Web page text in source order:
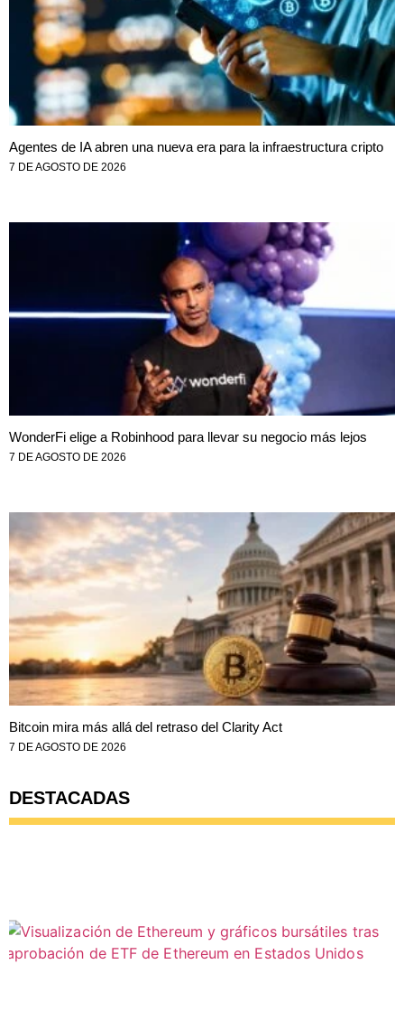
Agentes de IA abren una nueva era para la infraestructura cripto
7 DE AGOSTO DE 2026
WonderFi elige a Robinhood para llevar su negocio más lejos
7 DE AGOSTO DE 2026
Bitcoin mira más allá del retraso del Clarity Act
7 DE AGOSTO DE 2026
DESTACADAS